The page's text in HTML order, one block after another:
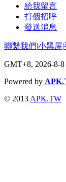
給我留言
打個招呼
發送消息
聯繫我們|小黑屋|
GMT+8, 2026-8-8
Powered by
© 2013 APK.TW